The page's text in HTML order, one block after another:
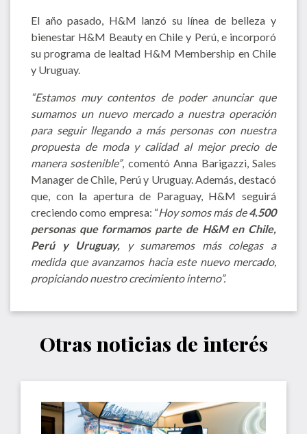
El año pasado, H&M lanzó su línea de belleza y
bienestar H&M Beauty en Chile y Perú, e incorporó
su programa de lealtad H&M Membership en Chile
y Uruguay.
“Estamos muy contentos de poder anunciar que
sumamos un nuevo mercado a nuestra operación
para seguir llegando a más personas con nuestra
propuesta de moda y calidad al mejor precio de
manera sostenible”, comentó Anna Barigazzi, Sales
Manager de Chile, Perú y Uruguay. Además, destacó
que, con la apertura de Paraguay, H&M seguirá
creciendo como empresa: “Hoy somos más de4.500
personas que formamos parte de H&M en Chile,
Perú y Uruguay,
y sumaremos más colegas a
medida que avanzamos hacia este nuevo mercado,
propiciando nuestro crecimiento interno”.
Otras noticias de interés